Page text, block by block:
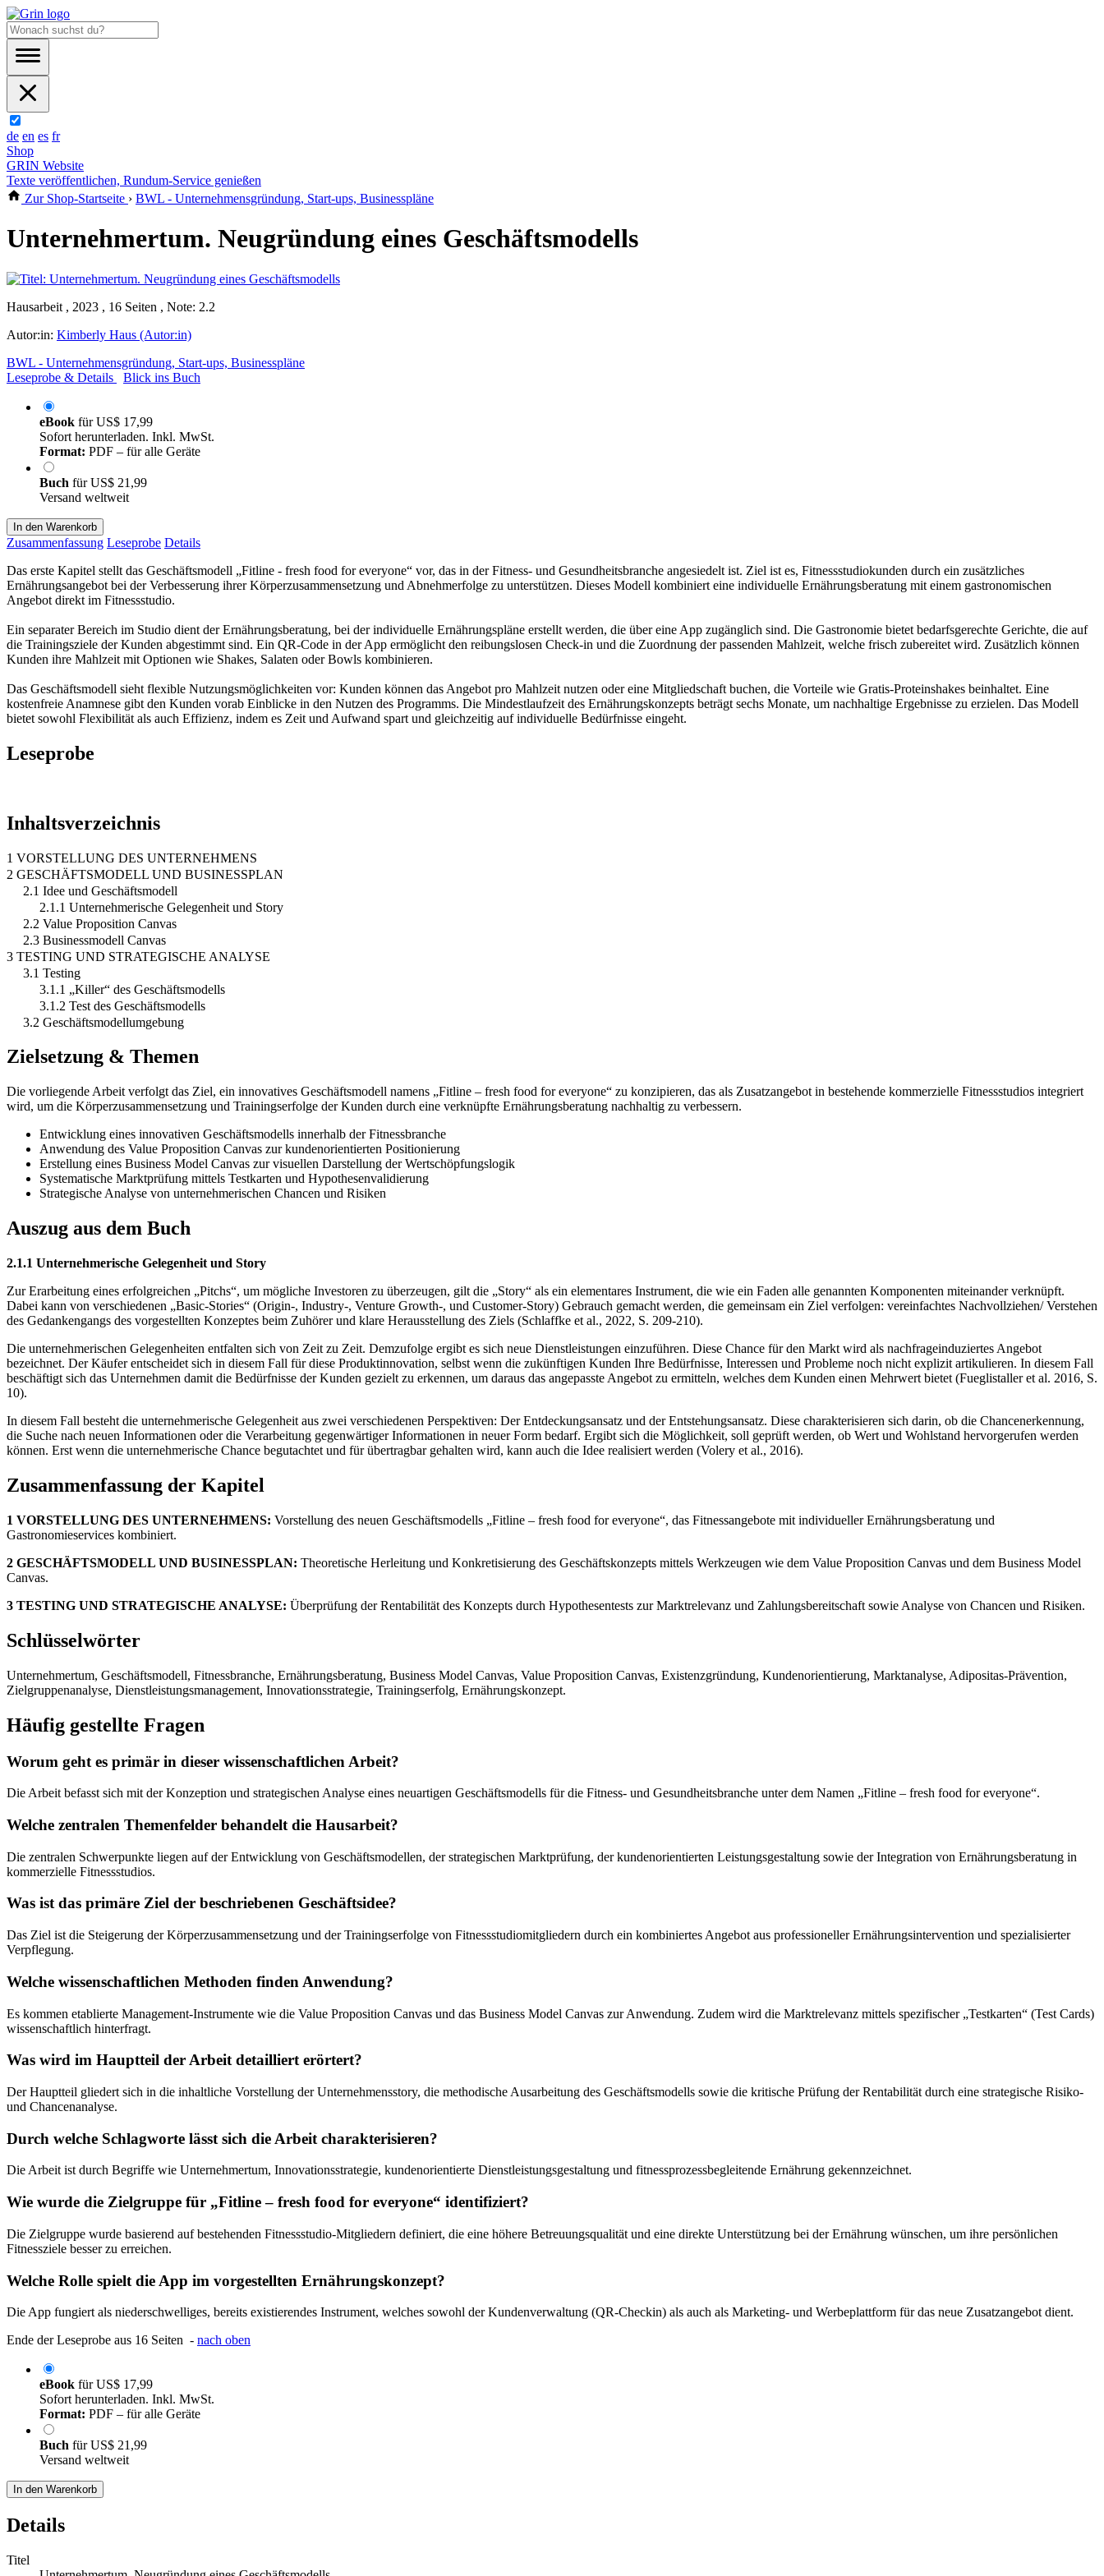
de en es fr
Shop
GRIN Website
Texte veröffentlichen, Rundum-Service genießen
Zur Shop-Startseite › BWL - Unternehmensgründung, Start-ups, Businesspläne
Unternehmertum. Neugründung eines Geschäftsmodells
Hausarbeit , 2023 , 16 Seiten , Note: 2.2
Autor:in: Kimberly Haus (Autor:in)
BWL - Unternehmensgründung, Start-ups, Businesspläne
Leseprobe & Details
Blick ins Buch
eBook fürUS$ 17,99
Sofort herunterladen. Inkl. MwSt.
Format: PDF – für alle Geräte
Buch fürUS$ 21,99
Versand weltweit
In den Warenkorb
Zusammenfassung Leseprobe Details
Das erste Kapitel stellt das Geschäftsmodell „Fitline - fresh food for everyone“ vor, das in der Fitness- und Gesundheitsbranche angesiedelt ist. Ziel ist es, Fitnessstudiokunden durch ein zusätzliches
Ernährungsangebot bei der Verbesserung ihrer Körperzusammensetzung und Abnehmerfolge zu unterstützen. Dieses Modell kombiniert eine individuelle Ernährungsberatung mit einem gastronomischen
Angebot direkt im Fitnessstudio.
Ein separater Bereich im Studio dient der Ernährungsberatung, bei der individuelle Ernährungspläne erstellt werden, die über eine App zugänglich sind. Die Gastronomie bietet bedarfsgerechte Gerichte, die auf
die Trainingsziele der Kunden abgestimmt sind. Ein QR-Code in der App ermöglicht den reibungslosen Check-in und die Zuordnung der passenden Mahlzeit, welche frisch zubereitet wird. Zusätzlich können
Kunden ihre Mahlzeit mit Optionen wie Shakes, Salaten oder Bowls kombinieren.
Das Geschäftsmodell sieht flexible Nutzungsmöglichkeiten vor: Kunden können das Angebot pro Mahlzeit nutzen oder eine Mitgliedschaft buchen, die Vorteile wie Gratis-Proteinshakes beinhaltet. Eine
kostenfreie Anamnese gibt den Kunden vorab Einblicke in den Nutzen des Programms. Die Mindestlaufzeit des Ernährungskonzepts beträgt sechs Monate, um nachhaltige Ergebnisse zu erzielen. Das Modell
bietet sowohl Flexibilität als auch Effizienz, indem es Zeit und Aufwand spart und gleichzeitig auf individuelle Bedürfnisse eingeht.
Leseprobe
Inhaltsverzeichnis
1 VORSTELLUNG DES UNTERNEHMENS
2 GESCHÄFTSMODELL UND BUSINESSPLAN
2.1 Idee und Geschäftsmodell
2.1.1 Unternehmerische Gelegenheit und Story
2.2 Value Proposition Canvas
2.3 Businessmodell Canvas
3 TESTING UND STRATEGISCHE ANALYSE
3.1 Testing
3.1.1 „Killer“ des Geschäftsmodells
3.1.2 Test des Geschäftsmodells
3.2 Geschäftsmodellumgebung
Zielsetzung & Themen
Die vorliegende Arbeit verfolgt das Ziel, ein innovatives Geschäftsmodell namens „Fitline – fresh food for everyone“ zu konzipieren, das als Zusatzangebot in bestehende kommerzielle Fitnessstudios integriert
wird, um die Körperzusammensetzung und Trainingserfolge der Kunden durch eine verknüpfte Ernährungsberatung nachhaltig zu verbessern.
Entwicklung eines innovativen Geschäftsmodells innerhalb der Fitnessbranche
Anwendung des Value Proposition Canvas zur kundenorientierten Positionierung
Erstellung eines Business Model Canvas zur visuellen Darstellung der Wertschöpfungslogik
Systematische Marktprüfung mittels Testkarten und Hypothesenvalidierung
Strategische Analyse von unternehmerischen Chancen und Risiken
Auszug aus dem Buch
2.1.1 Unternehmerische Gelegenheit und Story
Zur Erarbeitung eines erfolgreichen „Pitchs“, um mögliche Investoren zu überzeugen, gilt die „Story“ als ein elementares Instrument, die wie ein Faden alle genannten Komponenten miteinander verknüpft.
Dabei kann von verschiedenen „Basic-Stories“ (Origin-, Industry-, Venture Growth-, und Customer-Story) Gebrauch gemacht werden, die gemeinsam ein Ziel verfolgen: vereinfachtes Nachvollziehen/ Verstehen
des Gedankengangs des vorgestellten Konzeptes beim Zuhörer und klare Herausstellung des Ziels (Schlaffke et al., 2022, S. 209-210).
Die unternehmerischen Gelegenheiten entfalten sich von Zeit zu Zeit. Demzufolge ergibt es sich neue Dienstleistungen einzuführen. Diese Chance für den Markt wird als nachfrageinduziertes Angebot
bezeichnet. Der Käufer entscheidet sich in diesem Fall für diese Produktinnovation, selbst wenn die zukünftigen Kunden Ihre Bedürfnisse, Interessen und Probleme noch nicht explizit artikulieren. In diesem Fall
beschäftigt sich das Unternehmen damit die Bedürfnisse der Kunden gezielt zu erkennen, um daraus das angepasste Angebot zu ermitteln, welches dem Kunden einen Mehrwert bietet (Fueglistaller et al. 2016, S.
10).
In diesem Fall besteht die unternehmerische Gelegenheit aus zwei verschiedenen Perspektiven: Der Entdeckungsansatz und der Entstehungsansatz. Diese charakterisieren sich darin, ob die Chancenerkennung,
die Suche nach neuen Informationen oder die Verarbeitung gegenwärtiger Informationen in neuer Form bedarf. Ergibt sich die Möglichkeit, soll geprüft werden, ob Wert und Wohlstand hervorgerufen werden
können. Erst wenn die unternehmerische Chance begutachtet und für übertragbar gehalten wird, kann auch die Idee realisiert werden (Volery et al., 2016).
Zusammenfassung der Kapitel
1 VORSTELLUNG DES UNTERNEHMENS: Vorstellung des neuen Geschäftsmodells „Fitline – fresh food for everyone“, das Fitnessangebote mit individueller Ernährungsberatung und
Gastronomieservices kombiniert.
2 GESCHÄFTSMODELL UND BUSINESSPLAN: Theoretische Herleitung und Konkretisierung des Geschäftskonzepts mittels Werkzeugen wie dem Value Proposition Canvas und dem Business Model
Canvas.
3 TESTING UND STRATEGISCHE ANALYSE: Überprüfung der Rentabilität des Konzepts durch Hypothesentests zur Marktrelevanz und Zahlungsbereitschaft sowie Analyse von Chancen und Risiken.
Schlüsselwörter
Unternehmertum, Geschäftsmodell, Fitnessbranche, Ernährungsberatung, Business Model Canvas, Value Proposition Canvas, Existenzgründung, Kundenorientierung, Marktanalyse, Adipositas-Prävention,
Zielgruppenanalyse, Dienstleistungsmanagement, Innovationsstrategie, Trainingserfolg, Ernährungskonzept.
Häufig gestellte Fragen
Worum geht es primär in dieser wissenschaftlichen Arbeit?
Die Arbeit befasst sich mit der Konzeption und strategischen Analyse eines neuartigen Geschäftsmodells für die Fitness- und Gesundheitsbranche unter dem Namen „Fitline – fresh food for everyone“.
Welche zentralen Themenfelder behandelt die Hausarbeit?
Die zentralen Schwerpunkte liegen auf der Entwicklung von Geschäftsmodellen, der strategischen Marktprüfung, der kundenorientierten Leistungsgestaltung sowie der Integration von Ernährungsberatung in
kommerzielle Fitnessstudios.
Was ist das primäre Ziel der beschriebenen Geschäftsidee?
Das Ziel ist die Steigerung der Körperzusammensetzung und der Trainingserfolge von Fitnessstudiomitgliedern durch ein kombiniertes Angebot aus professioneller Ernährungsintervention und spezialisierter
Verpflegung.
Welche wissenschaftlichen Methoden finden Anwendung?
Es kommen etablierte Management-Instrumente wie die Value Proposition Canvas und das Business Model Canvas zur Anwendung. Zudem wird die Marktrelevanz mittels spezifischer „Testkarten“ (Test Cards)
wissenschaftlich hinterfragt.
Was wird im Hauptteil der Arbeit detailliert erörtert?
Der Hauptteil gliedert sich in die inhaltliche Vorstellung der Unternehmensstory, die methodische Ausarbeitung des Geschäftsmodells sowie die kritische Prüfung der Rentabilität durch eine strategische Risiko-
und Chancenanalyse.
Durch welche Schlagworte lässt sich die Arbeit charakterisieren?
Die Arbeit ist durch Begriffe wie Unternehmertum, Innovationsstrategie, kundenorientierte Dienstleistungsgestaltung und fitnessprozessbegleitende Ernährung gekennzeichnet.
Wie wurde die Zielgruppe für „Fitline – fresh food for everyone“ identifiziert?
Die Zielgruppe wurde basierend auf bestehenden Fitnessstudio-Mitgliedern definiert, die eine höhere Betreuungsqualität und eine direkte Unterstützung bei der Ernährung wünschen, um ihre persönlichen
Fitnessziele besser zu erreichen.
Welche Rolle spielt die App im vorgestellten Ernährungskonzept?
Die App fungiert als niederschwelliges, bereits existierendes Instrument, welches sowohl der Kundenverwaltung (QR-Checkin) als auch als Marketing- und Werbeplattform für das neue Zusatzangebot dient.
Ende der Leseprobe aus 16 Seiten - nach oben
eBook fürUS$ 17,99
Sofort herunterladen. Inkl. MwSt.
Format: PDF – für alle Geräte
Buch fürUS$ 21,99
Versand weltweit
In den Warenkorb
Details
Titel